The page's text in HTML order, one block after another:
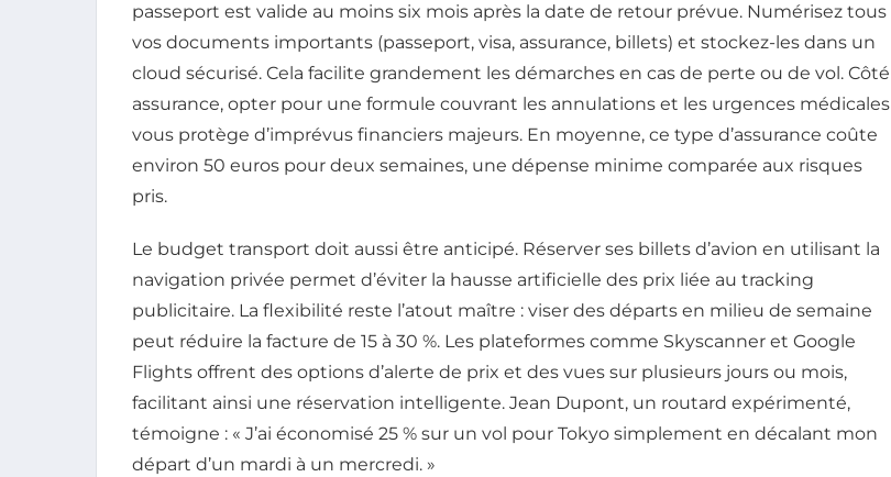
passeport est valide au moins six mois après la date de retour prévue. Numérisez tous
vos documents importants (passeport, visa, assurance, billets) et stockez-les dans un
cloud sécurisé. Cela facilite grandement les démarches en cas de perte ou de vol. Côté
assurance, opter pour une formule couvrant les annulations et les urgences médicales
vous protège d’imprévus financiers majeurs. En moyenne, ce type d’assurance coûte
environ 50 euros pour deux semaines, une dépense minime comparée aux risques
pris.
Le budget transport doit aussi être anticipé. Réserver ses billets d’avion en utilisant la
navigation privée permet d’éviter la hausse artificielle des prix liée au tracking
publicitaire. La flexibilité reste l’atout maître : viser des départs en milieu de semaine
peut réduire la facture de 15 à 30 %. Les plateformes comme Skyscanner et Google
Flights offrent des options d’alerte de prix et des vues sur plusieurs jours ou mois,
facilitant ainsi une réservation intelligente. Jean Dupont, un routard expérimenté,
témoigne : « J’ai économisé 25 % sur un vol pour Tokyo simplement en décalant mon
départ d’un mardi à un mercredi. »